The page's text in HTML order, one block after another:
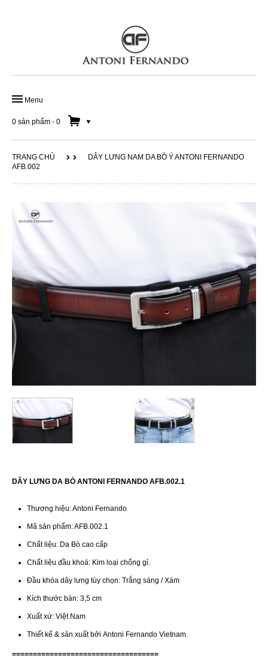
Menu
TRANG CHỦ
GIÀY DA CÔNG SỞ
SOLD OUT 50%
DÂY LƯNG
0 sản phẩm - 0
TRANG CHỦ
DÂY LƯNG NAM DA BÒ Ý ANTONI FERNANDO
AFB.002
DÂY LƯNG DA BÒ ANTONI FERNANDO AFB.002.1
Thương hiệu: Antoni Fernando
Mã sản phẩm: AFB.002.1
Chất liệu: Da Bò cao cấp
Chất liệu đầu khoá: Kim loại chống gỉ.
Đầu khóa dây lưng tùy chọn: Trắng sáng / Xám
Kích thước bản: 3,5 cm
Xuất xứ: Việt Nam
Thiết kế & sản xuất bởi Antoni Fernando Vietnam.
===================================